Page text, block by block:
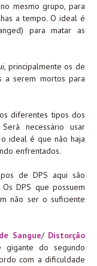
mesmo grupo, para
a tempo. O ideal é
para matar as
principalmente os de
a serem mortos para
diferentes tipos dos
necessário usar
ideal é que não haja
enfrentados.
de DPS aqui são
DPS que possuem
não ser o suficiente
Sangue/ Distorção
gigante do segundo
com a dificuldade